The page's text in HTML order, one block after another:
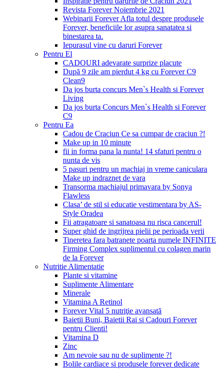
Revista Forever Noiembrie 2021
Webinarii Forever Afla totul despre produsele
Forever, beneficiile lor asupra sanatatea si
binestarea ta.
Iepurasul vine cu daruri Forever
Pentru El
CADOURI adevarate surprize placute
După 9 zile am pierdut 4 kg cu Forever C9
Clean9
Da jos burta concurs Men`s Health si Forever
Living
Da jos burta Concurs Men`s Health si Forever
C9
Pentru Ea
Cadou de Craciun Ce sa cumpar de craciun ?!
Make up in 10 minute
fii in forma pana la nunta! 14 sfaturi pentru o
nunta de vis
5 pasuri pentru un machiaj in vreme caniculara
Make up indraznet de vara
Transorma machiajul primavara by Sonya
Flawless
Clasa’ de stil si educatie vestimentara by AS-
Style Oradea
Fii atragatoare si sanatoasa nu risca cancerul!
Super ghid de ingrijrea pielii pe perioada verii
Tineretea fara batranete poarta numele INFINITE
Firming Complex suplimentul cu colagen marin
de la Forever
Nutritie Alimentatie
Plante si vitamine
Suplimente Alimentare
Minerale
Vitamina A Retinol
Forever Vital 5 nutriţie avansată
Baietii Buni, Baietii Rai si Cadouri Forever
pentru Clienti!
Vitamina D
Zinc
Am nevoie sau nu de suplimente ?!
Bolile cardiace si produsele forever dedicate